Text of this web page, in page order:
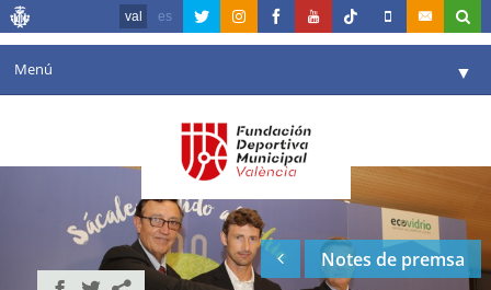
val es
Menú ▼
Agenda
Instal·lacions ▼
▼
Notes de premsa